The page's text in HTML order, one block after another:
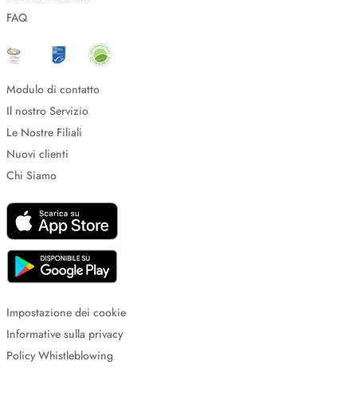
FAQ
Modulo di contatto
Il nostro Servizio
Le Nostre Filiali
Nuovi clienti
Chi Siamo
Impostazione dei cookie
Informative sulla privacy
Policy Whistleblowing